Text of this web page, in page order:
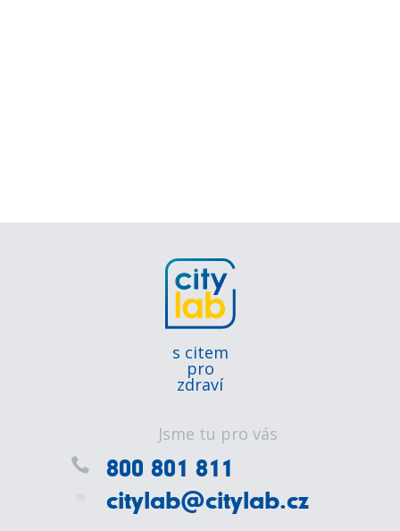
s citem
pro
zdraví
Jsme tu pro vás
800 801 811
citylab@citylab.cz